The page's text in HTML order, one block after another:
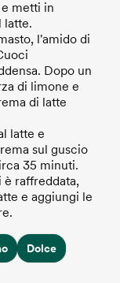
metti in
latte.
l'amido di
Dopo un
di limone e
di latte
latte e
sul guscio
35 minuti.
è raffreddata,
e aggiungi le
Dolce